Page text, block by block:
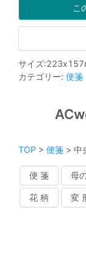
こ
サイズ:223x157
カテゴリー: 便箋
TOP > 便箋 > 中
便 箋 母
花 柄 変